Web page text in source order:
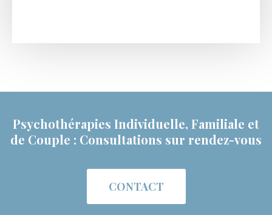
Psychothérapies Individuelle, Familiale et
de Couple : Consultations sur rendez-vous
CONTACT